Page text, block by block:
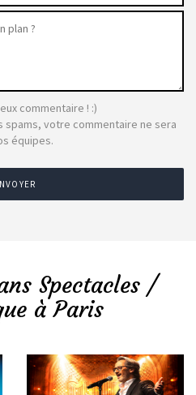
commentaire ! :)
votre commentaire ne sera
équipes.
Spectacles /
à Paris